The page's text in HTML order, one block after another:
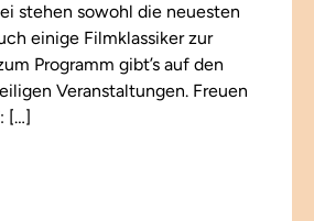
stehen sowohl die neuesten
einige Filmklassiker zur
Programm gibt’s auf den
Veranstaltungen. Freuen
[…]